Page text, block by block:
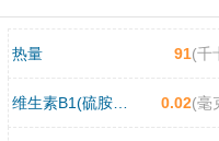
热量 91(千
维生素B1(硫胺素) 0.02(毫